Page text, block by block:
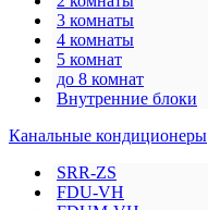
3 комнаты
4 комнаты
5 комнат
до 8 комнат
Внутренние блоки
Канальные кондиционеры
SRR-ZS
FDU-VH